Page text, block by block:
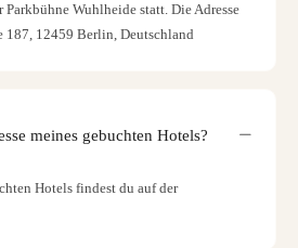
Wuhlheide statt. Die Adresse
187, 12459 Berlin, Deutschland
meines gebuchten Hotels?
Hotels findest du auf der